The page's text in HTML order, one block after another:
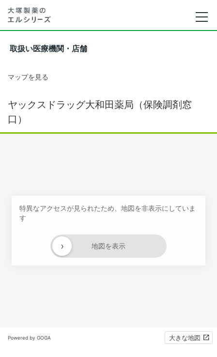
取扱い医療機関・店舗
マップを見る
ヤックスドラッグ大和田薬局（保険調剤窓
口）
特異なアクセスが見られたため、地図を非表示にしていま
す
地図を表示
›
Powered by GOGA 大きな地図